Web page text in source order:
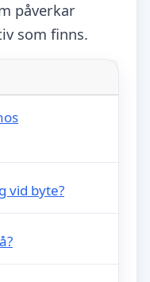
påverkar
som finns.
vid byte?